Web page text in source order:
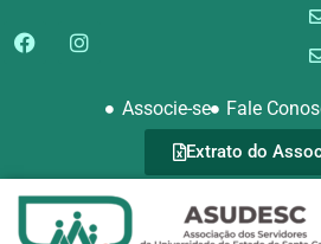
Associe-se Fale
Extrato do